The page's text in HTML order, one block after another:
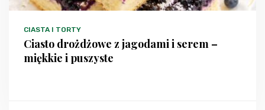
CIASTA I TORTY
Ciasto drożdżowe z jagodami i serem –
miękkie i puszyste